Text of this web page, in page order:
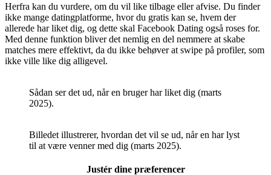
Herfra kan du vurdere, om du vil like tilbage eller afvise. Du finder
ikke mange datingplatforme, hvor du gratis kan se, hvem der
allerede har liket dig, og dette skal Facebook Dating også roses for.
Med denne funktion bliver det nemlig en del nemmere at skabe
matches mere effektivt, da du ikke behøver at swipe på profiler, som
ikke ville like dig alligevel.
Sådan ser det ud, når en bruger har liket dig (marts
2025).
Billedet illustrerer, hvordan det vil se ud, når en har lyst
til at være venner med dig (marts 2025).
Justér dine præferencer